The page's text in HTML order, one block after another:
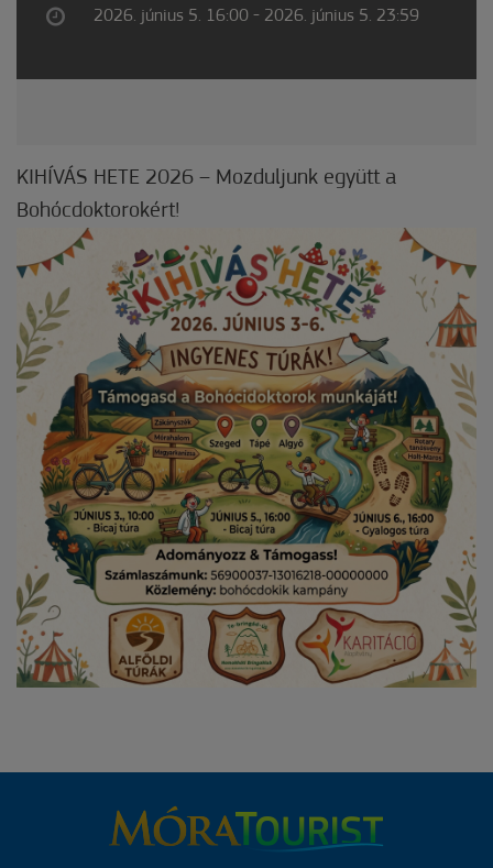
2026. június 5. 16:00 - 2026. június 5. 23:59
KIHÍVÁS HETE 2026 – Mozduljunk együtt a
Bohócdoktorokért!